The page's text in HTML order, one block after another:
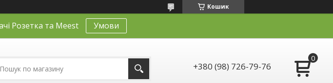
Кошик
Розетка та Meest Умови
+380 (98) 726-79-76